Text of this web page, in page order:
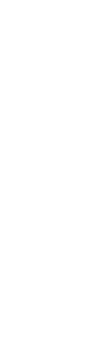
augustus 2026